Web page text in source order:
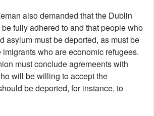
also demanded that the Dublin
fully adhered to and that people who
asylum must be deported, as must be
imigrants who are economic refugees.
must conclude agremeents with
will be willing to accept the
be deported, for instance, to